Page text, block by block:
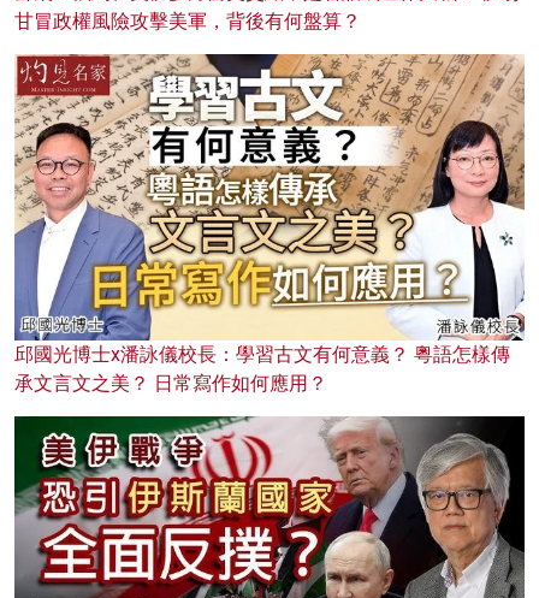
甘冒政權風險攻擊美軍，背後有何盤算？
邱國光博士x潘詠儀校長：學習古文有何意義？ 粵語怎樣傳
承文言文之美？ 日常寫作如何應用？